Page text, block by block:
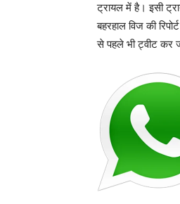
ट्रायल में है। इसी
बहरहाल विज की
से पहले भी ट्वीट कर